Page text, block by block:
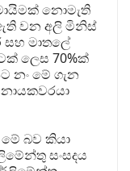
නොමැති
වන අලි මිනිස්
මාතලේ
ලෙස 70%ක්
නං මේ ගැන
බව කියා
සංසදය